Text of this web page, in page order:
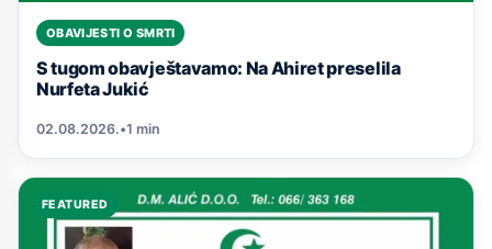
OBAVIJESTI O SMRTI
S tugom obavještavamo: Na Ahiret preselila
Nurfeta Jukić
02.08.2026.•1 min
FEATURED